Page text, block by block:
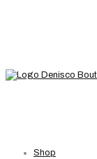
Shop